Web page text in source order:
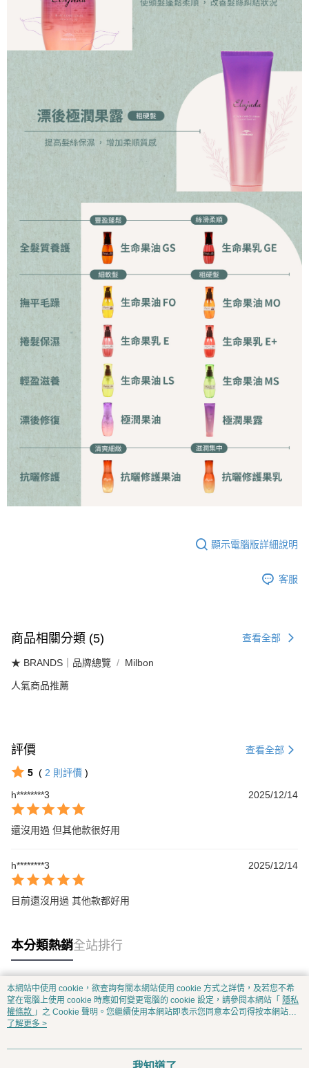
顯示電腦版詳細說明
客服
商品相關分類 (5) 查看全部
★ BRANDS｜品牌總覽 Milbon
人氣商品推薦
評價 查看全部
5 ( 2 則評價 )
h********3
2025/12/14
還沒用過 但其他款很好用
h********3 2025/12/14
目前還沒用過 其他款都好用
本分類熱銷全站排行
熱門標籤
本網站中使用 cookie，欲查詢有關本網站使用 cookie 方式之詳情，及若您不希
望在電腦上使用 cookie 時應如何變更電腦的 cookie 設定，請參閱本網站「 隱私
權條款 」之 Cookie 聲明。您繼續使用本網站即表示您同意本公司得按本網站使
用條款之 Cookie 聲明使用 cookie。
了解更多 >